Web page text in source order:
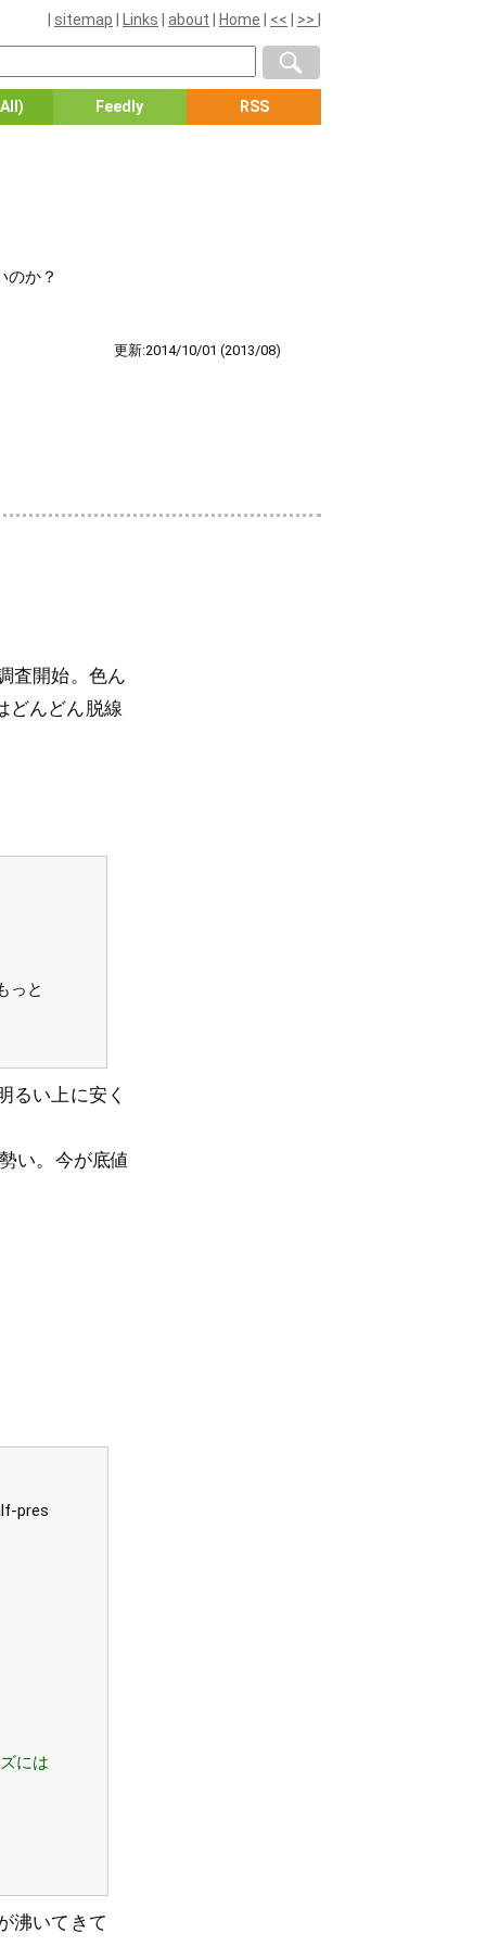
sitemap Links about Home << >>
Feedly RSS
のか？
更新:2014/10/01 (2013/08)
査開始。色ん
どんどん脱線
っと
るい上に安く
い。今が底値
pres
には
沸いてきて